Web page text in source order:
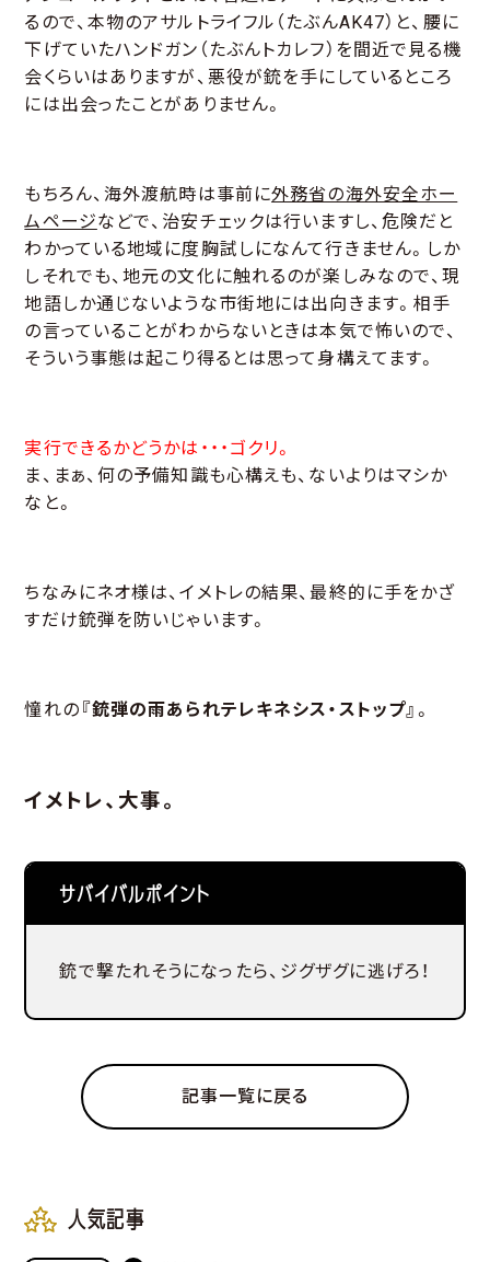
るので、本物のアサルトライフル（たぶんAK47）と、腰に
下げていたハンドガン（たぶんトカレフ）を間近で見る機
会くらいはありますが、悪役が銃を手にしているところ
には出会ったことがありません。
もちろん、海外渡航時は事前に外務省の海外安全ホー
ムページなどで、治安チェックは行いますし、危険だと
わかっている地域に度胸試しになんて行きません。しか
しそれでも、地元の文化に触れるのが楽しみなので、現
地語しか通じないような市街地には出向きます。相手
の言っていることがわからないときは本気で怖いので、
そういう事態は起こり得るとは思って身構えてます。
実行できるかどうかは・・・ゴクリ。
ま、まぁ、何の予備知識も心構えも、ないよりはマシか
なと。
ちなみにネオ様は、イメトレの結果、最終的に手をかざ
すだけ銃弾を防いじゃいます。
憧れの 『銃弾の雨あられテレキネシス・ストップ』。
イメトレ、大事。
サバイバルポイント
銃で撃たれそうになったら、ジグザグに逃げろ！
記事一覧に戻る
人気記事